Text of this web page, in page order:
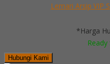
Lemari Arsip VIP
*Harga
Hubungi Kami